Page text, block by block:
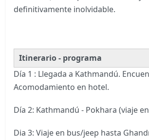
definitivamente inolvidable.
Itinerario - programa
Día 1 : Llegada a Kathmandú.
Acomodamiento en hotel.
Día 2: Kathmandú - Pokhara (viaje
Dia 3: Viaje en bus/jeep hasta